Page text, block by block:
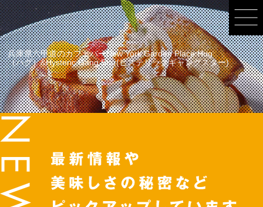
兵庫県六甲道のカフェバーNew York Garden Place Hug
（ハグ）&Hysteric Gang Star(ヒステリックギャングスター)